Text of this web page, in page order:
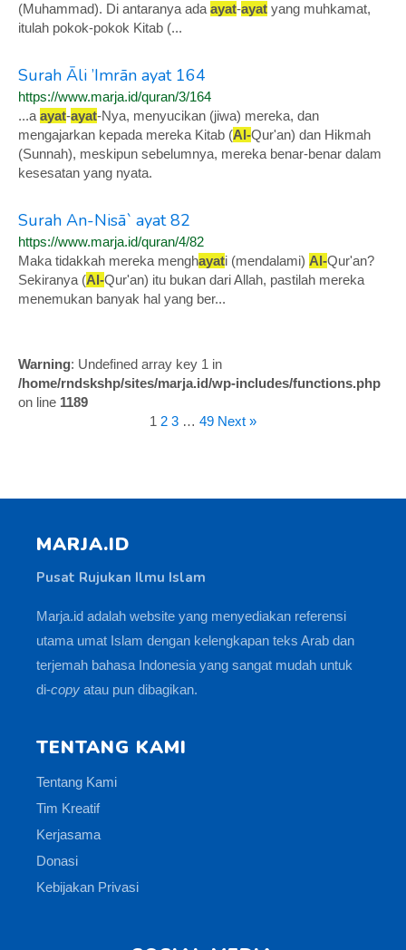
(Muhammad). Di antaranya ada ayat-ayat yang muhkamat,
itulah pokok-pokok Kitab (...
Surah Āli ’Imrān ayat 164
https://www.marja.id/quran/3/164
...a ayat-ayat-Nya, menyucikan (jiwa) mereka, dan
mengajarkan kepada mereka Kitab (Al-Qur'an) dan Hikmah
(Sunnah), meskipun sebelumnya, mereka benar-benar dalam
kesesatan yang nyata.
Surah An-Nisā` ayat 82
https://www.marja.id/quran/4/82
Maka tidakkah mereka menghayati (mendalami) Al-Qur'an?
Sekiranya (Al-Qur'an) itu bukan dari Allah, pastilah mereka
menemukan banyak hal yang ber...
Warning: Undefined array key 1 in
/home/rndskshp/sites/marja.id/wp-includes/functions.php
on line 1189
1 2 3 … 49 Next »
MARJA.ID
Pusat Rujukan Ilmu Islam
Marja.id adalah website yang menyediakan referensi
utama umat Islam dengan kelengkapan teks Arab dan
terjemah bahasa Indonesia yang sangat mudah untuk
di-copy atau pun dibagikan.
TENTANG KAMI
Tentang Kami
Tim Kreatif
Kerjasama
Donasi
Kebijakan Privasi